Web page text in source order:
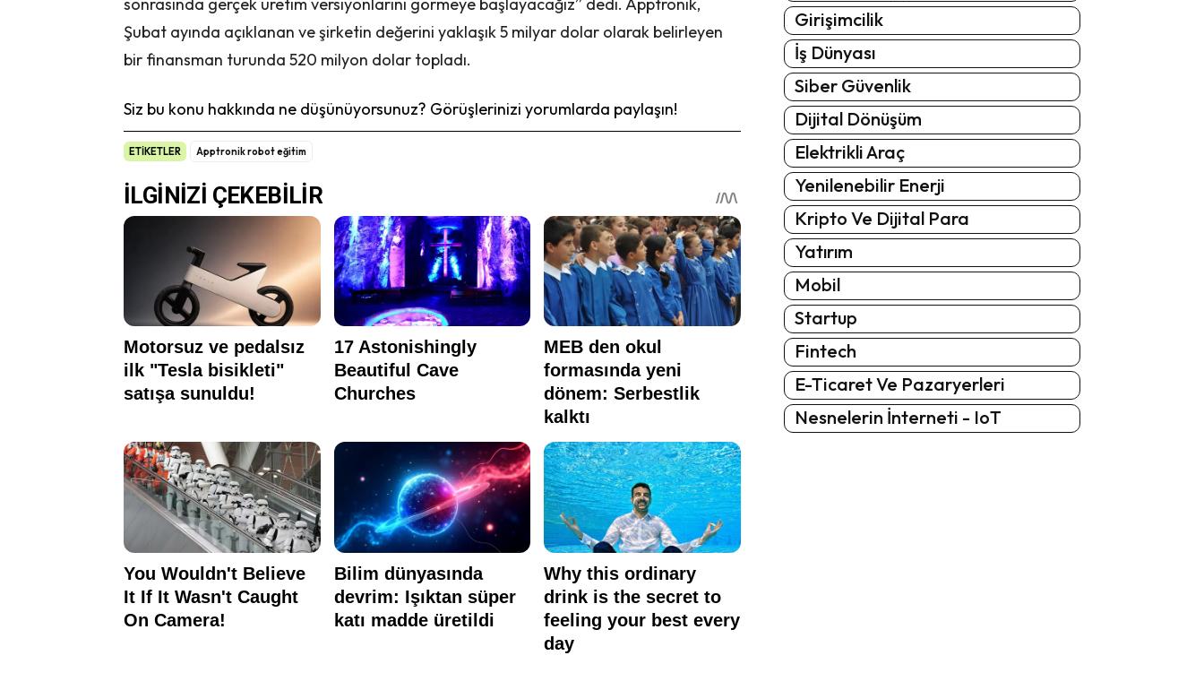
Şubat ayında açıklanan ve şirketin değerini yaklaşık 5 milyar dolar olarak belirleyen
bir finansman turunda 520 milyon dolar topladı.
Siz bu konu hakkında ne düşünüyorsunuz? Görüşlerinizi yorumlarda paylaşın!
ETİKETLER Apptronik robot eğitim
Girişimcilik
İş Dünyası
Siber Güvenlik
Dijital Dönüşüm
Elektrikli Araç
Yenilenebilir Enerji
Kripto Ve Dijital Para
Yatırım
Mobil
Startup
Fintech
E-Ticaret Ve Pazaryerleri
Nesnelerin İnterneti - IoT